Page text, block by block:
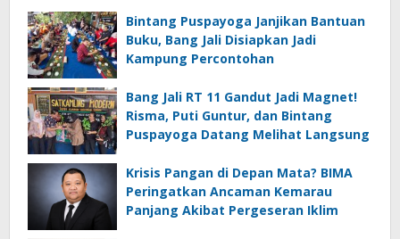
Bintang Puspayoga Janjikan Bantuan
Buku, Bang Jali Disiapkan Jadi
Kampung Percontohan
Bang Jali RT 11 Gandut Jadi Magnet!
Risma, Puti Guntur, dan Bintang
Puspayoga Datang Melihat Langsung
Krisis Pangan di Depan Mata? BIMA
Peringatkan Ancaman Kemarau
Panjang Akibat Pergeseran Iklim